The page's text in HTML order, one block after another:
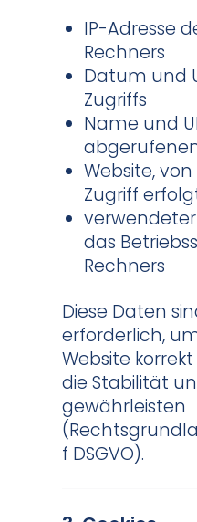
IP-Adresse
Rechners
Datum und
Zugriffs
Name und
Website,
Zugriff
das
Rechners
Diese Daten
erforderlich,
Website
die Stabilität
gewährleisten
f DSGVO).